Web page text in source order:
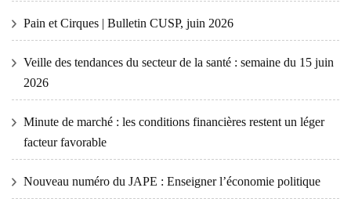
Pain et Cirques | Bulletin CUSP, juin 2026
Veille des tendances du secteur de la santé : semaine du 15 juin
2026
Minute de marché : les conditions financières restent un léger
facteur favorable
Nouveau numéro du JAPE : Enseigner l’économie politique